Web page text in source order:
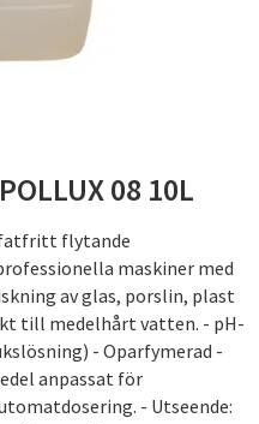
08 10L
flytande
maskiner med
av glas, porslin, plast
till medelhårt vatten. - pH-
- Oparfymerad -
anpassat för
- Utseende: